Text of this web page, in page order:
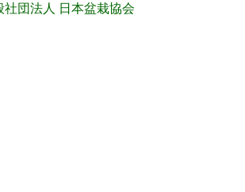
社団法人 日本盆栽協会